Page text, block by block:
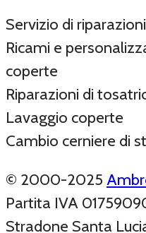
Servizio di
Ricami e
coperte
Riparazioni di
Lavaggio coperte
Cambio cerniere di
© 2000-2025
Partita IVA
Stradone Santa